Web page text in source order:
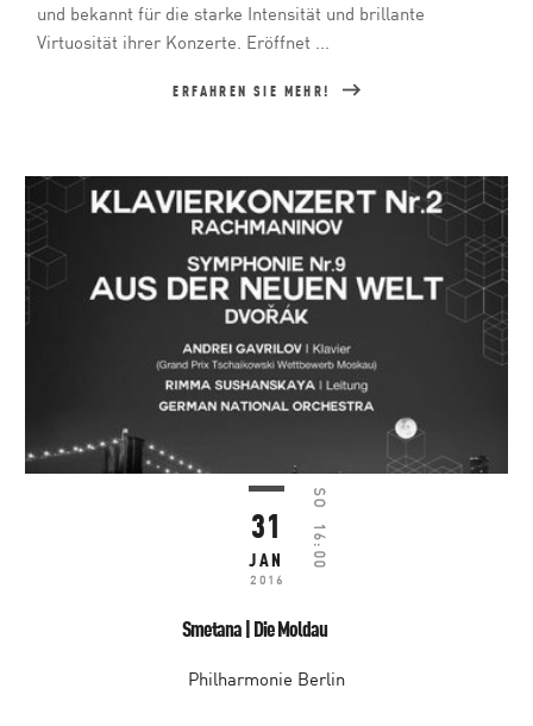
und bekannt für die starke Intensität und brillante
Virtuosität ihrer Konzerte. Eröffnet ...
ERFAHREN SIE MEHR!
31
JAN
2016
SO
16:00
Smetana | Die Moldau
Philharmonie Berlin